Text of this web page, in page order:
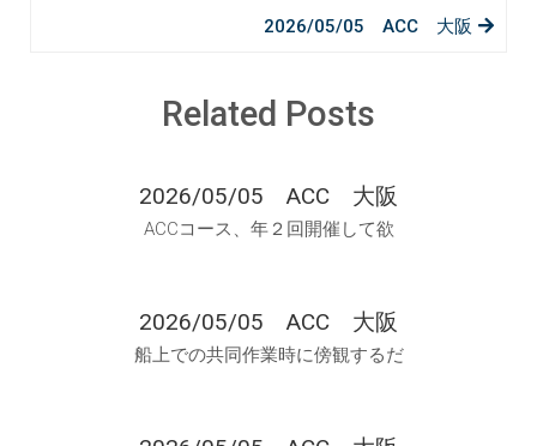
2026/05/05 ACC 大阪
Related Posts
2026/05/05 ACC 大阪
ACCコース、年２回開催して欲
2026/05/05 ACC 大阪
船上での共同作業時に傍観するだ